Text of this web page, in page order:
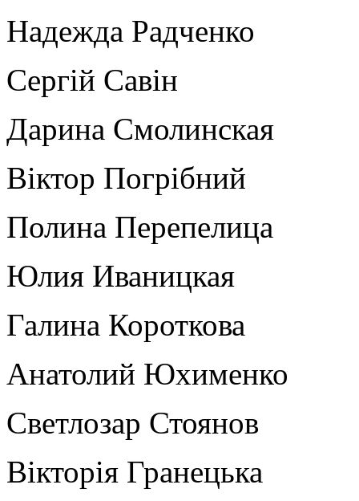
Надежда Радченко
Сергій Савін
Дарина Смолинская
Віктор Погрібний
Полина Перепелица
Юлия Иваницкая
Галина Короткова
Анатолий Юхименко
Светлозар Стоянов
Вікторія Гранецька